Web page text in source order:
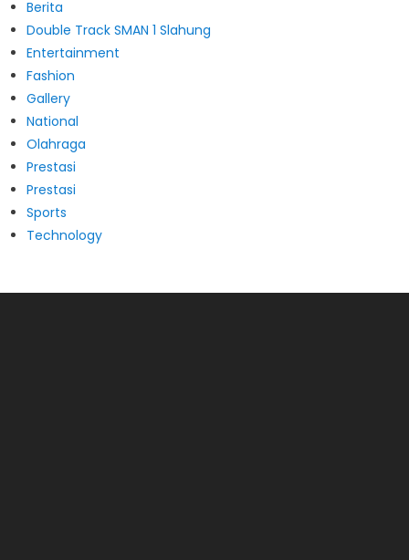
Berita
Double Track SMAN 1 Slahung
Entertainment
Fashion
Gallery
National
Olahraga
Prestasi
Prestasi
Sports
Technology